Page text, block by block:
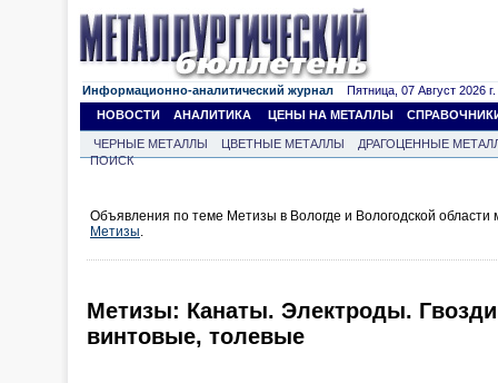
Информационно-аналитический журнал Пятница, 07 Август 2026 г.
НОВОСТИ
АНАЛИТИКА ЦЕНЫ НА МЕТАЛЛЫ
ЧЕРНЫЕ МЕТАЛЛЫ ЦВЕТНЫЕ МЕТАЛЛЫ
ДРАГОЦЕННЫЕ
ПОИСК
Объявления по теме Метизы в Вологде и Вологодской
Метизы.
Метизы: Канаты. Электроды.
винтовые, толевые